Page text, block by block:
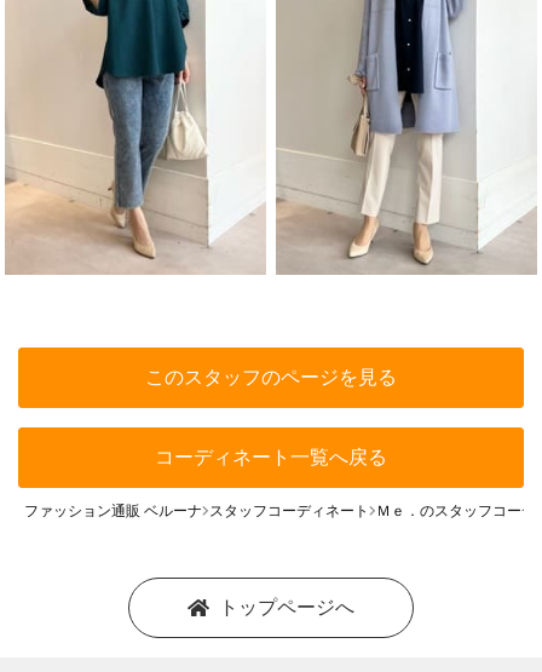
このスタッフのページを見る
コーディネート一覧へ戻る
ファッション通販 ベルーナ スタッフコーディネート Ｍｅ．のスタッフコーデ
トップページへ